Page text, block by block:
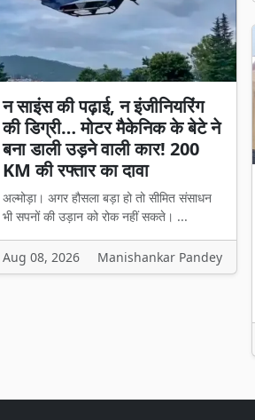
न साइंस की पढ़ाई, न इंजीनियरिंग
की डिग्री… मोटर मैकेनिक के बेटे ने
बना डाली उड़ने वाली कार! 200
KM की रफ्तार का दावा
अल्मोड़ा। अगर हौसला बड़ा हो तो सीमित संसाधन
भी सपनों की उड़ान को रोक नहीं सकते। ...
Aug 08, 2026 Manishankar Pandey